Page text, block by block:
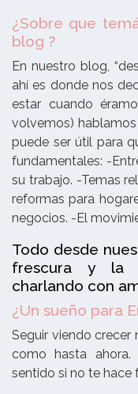
¿Sobre que
blog ?
En nuestro blog,
ahí es donde nos
estar cuando
volvemos)
puede ser útil para
fundamentales: -
su trabajo. -Temas
reformas para
negocios. -El
Todo desde
frescura y la
charlando con
¿Un sueño para
Seguir viendo crecer
como hasta ahora.
sentido si no te hace